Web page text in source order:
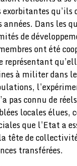
exorbitantes
Dans les
de
ont été
représentant
à militer dans
pas connu de
locales élues,
que l’Etat a
tête de
transférées.